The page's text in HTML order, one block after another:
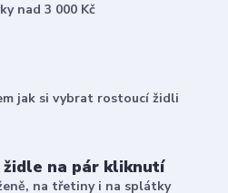
nad 3 000 Kč
jak si vybrat rostoucí židli
židle na pár kliknutí
na třetiny i na splátky